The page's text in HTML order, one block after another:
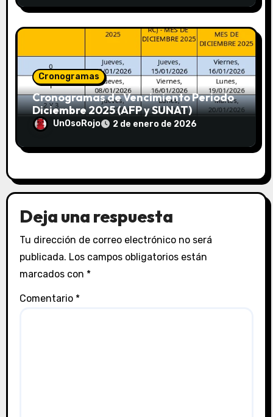
Cronogramas
Cronogramas de Vencimiento Periodo
Diciembre 2025 (AFP y SUNAT)
UnOsoRojo 2 de enero de 2026
Deja una respuesta
Tu dirección de correo electrónico no será
publicada. Los campos obligatorios están
marcados con *
Comentario *